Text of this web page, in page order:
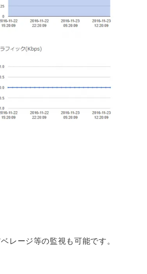
レージ等の監視も可能です。